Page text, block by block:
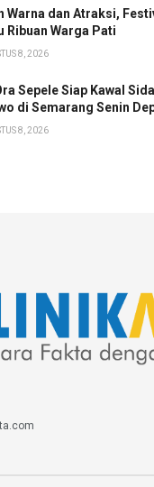
Warna dan Atraksi,
Ribuan Warga Pati
8, 2026
Sepele Siap Kawal
di Semarang Senin
8, 2026